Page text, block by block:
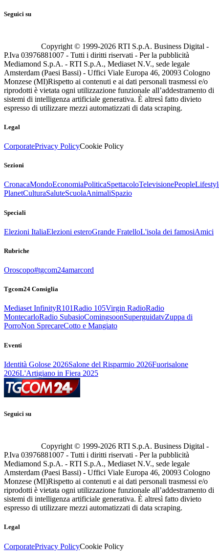
Seguici su
Copyright © 1999-2026 RTI S.p.A. Business Digital -
P.Iva 03976881007 - Tutti i diritti riservati - Per la pubblicità
Mediamond S.p.A. - RTI S.p.A., Mediaset N.V., sede legale
Amsterdam (Paesi Bassi) - Uffici Viale Europa 46, 20093 Cologno
Monzese (MI)Rispetto ai contenuti e ai dati personali trasmessi e/o
riprodotti è vietata ogni utilizzazione funzionale all’addestramento di
sistemi di intelligenza artificiale generativa. È altresì fatto divieto
espresso di utilizzare mezzi automatizzati di data scraping.
Legal
CorporatePrivacy PolicyCookie Policy
Sezioni
CronacaMondoEconomiaPoliticaSpettacoloTelevisionePeople
PlanetCulturaSaluteScuolaAnimaliSpazio
Speciali
Elezioni ItaliaElezioni esteroGrande FratelloL'isola dei famosiAmici
Rubriche
Oroscopo#tgcom24amarcord
Tgcom24 Consiglia
Mediaset InfinityR101Radio 105Virgin RadioRadio
MontecarloRadio SubasioComingsoonSuperguidatvZuppa di
PorroNon SprecareCotto e Mangiato
Eventi
Identità Golose 2026Salone del Risparmio 2026Fuorisalone
2026L'Artigiano in Fiera 2025
Seguici su
Copyright © 1999-2026 RTI S.p.A. Business Digital -
P.Iva 03976881007 - Tutti i diritti riservati - Per la pubblicità
Mediamond S.p.A. - RTI S.p.A., Mediaset N.V., sede legale
Amsterdam (Paesi Bassi) - Uffici Viale Europa 46, 20093 Cologno
Monzese (MI)Rispetto ai contenuti e ai dati personali trasmessi e/o
riprodotti è vietata ogni utilizzazione funzionale all’addestramento di
sistemi di intelligenza artificiale generativa. È altresì fatto divieto
espresso di utilizzare mezzi automatizzati di data scraping.
Legal
CorporatePrivacy PolicyCookie Policy